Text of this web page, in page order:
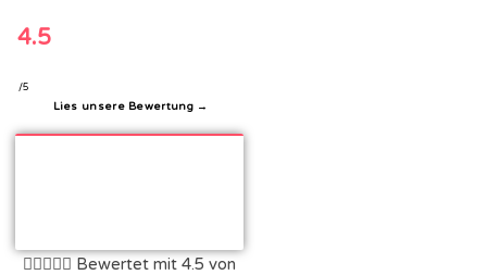
4.5
/5
Lies unsere Bewertung →
 Bewertet mit 4.5 von